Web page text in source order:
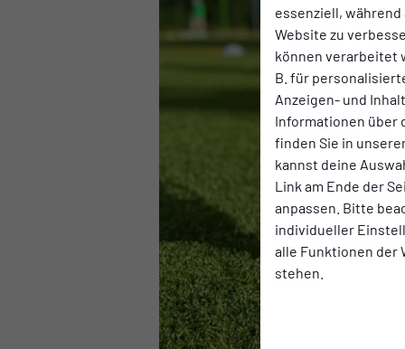
essenziell,
Website zu
können verarbeitet
B. für
Anzeigen- und
Informationen über
finden Sie in
kannst deine
Link am Ende der
anpassen. Bitte
individueller
alle Funktionen der
stehen.